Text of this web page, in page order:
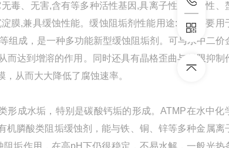
毒、无害,含有等多种活性基因,具离子性、络合性、
膜,兼具缓蚀性能。缓蚀阻垢剂性能用途:本品主要用
组成，是一种多功能新型缓蚀阻垢剂。可与水中二价
达到增溶的作用。同时还具有晶格歪曲与低限抑制
从而大大降低了腐蚀速率。
成水垢，特别是碳酸钙垢的形成。ATMP在水中化
膦酸类阻垢缓蚀剂，能与铁、铜、锌等多种金属离
垢作用，在高pH下仍很稳定，不易水解，一般光热